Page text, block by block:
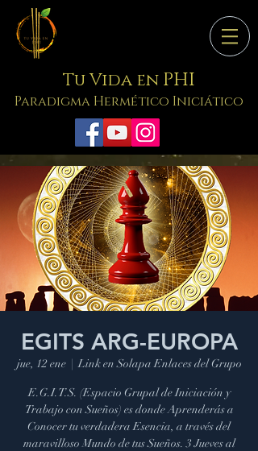
Tu Vida en PHI
Paradigma Hermético Iniciático
EGITS ARG-EUROPA
jue, 12 ene
  |
Link en Solapa Enlaces del Grupo
E.G.I.T.S. (Espacio Grupal de Iniciación y
Trabajo con Sueños) es donde Aprenderás a
Conocer tu verdadera Esencia, a través del
maravilloso Mundo de tus Sueños. 3 Jueves al